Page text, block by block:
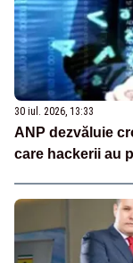
30 iul. 2026, 13:33
ANP dezvăluie
care hackerii au